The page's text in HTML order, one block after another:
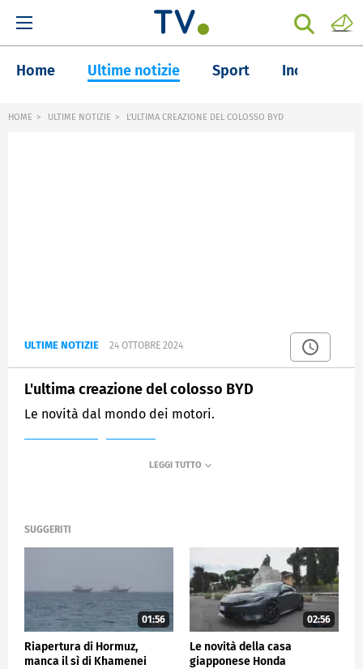
Home Ultime notizie Sport Inchieste
HOME ULTIME NOTIZIE L'ULTIMA CREAZIONE DEL COLOSSO BYD
ULTIME NOTIZIE 24 OTTOBRE 2024
L'ultima creazione del colosso BYD
Le novità dal mondo dei motori.
SUGGERITI
01:56
Riapertura di Hormuz,
manca il sì di Khamenei
02:56
Le novità della casa
giapponese Honda